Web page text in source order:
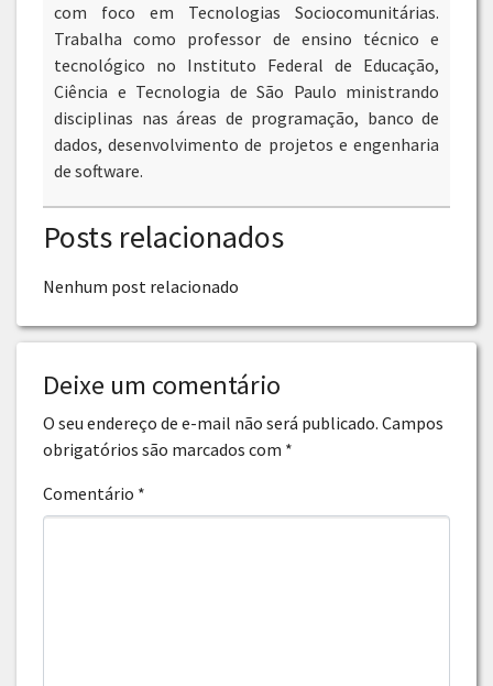
com foco em Tecnologias Sociocomunitárias.
Trabalha como professor de ensino técnico e
tecnológico no Instituto Federal de Educação,
Ciência e Tecnologia de São Paulo ministrando
disciplinas nas áreas de programação, banco de
dados, desenvolvimento de projetos e engenharia
de software.
Posts relacionados
Nenhum post relacionado
Deixe um comentário
O seu endereço de e-mail não será publicado. Campos
obrigatórios são marcados com *
Comentário *